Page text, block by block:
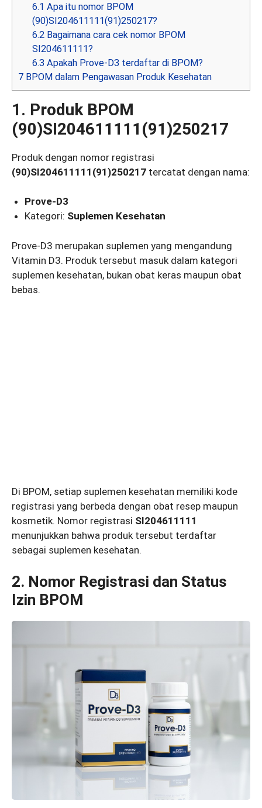
6.1 Apa itu nomor BPOM
(90)SI204611111(91)250217?
6.2 Bagaimana cara cek nomor BPOM
SI204611111?
6.3 Apakah Prove-D3 terdaftar di BPOM?
7 BPOM dalam Pengawasan Produk Kesehatan
1. Produk BPOM
(90)SI204611111(91)250217
Produk dengan nomor registrasi
(90)SI204611111(91)250217 tercatat dengan nama:
Prove-D3
Kategori: Suplemen Kesehatan
Prove-D3 merupakan suplemen yang mengandung
Vitamin D3. Produk tersebut masuk dalam kategori
suplemen kesehatan, bukan obat keras maupun obat
bebas.
Di BPOM, setiap suplemen kesehatan memiliki kode
registrasi yang berbeda dengan obat resep maupun
kosmetik. Nomor registrasi SI204611111
menunjukkan bahwa produk tersebut terdaftar
sebagai suplemen kesehatan.
2. Nomor Registrasi dan Status
Izin BPOM